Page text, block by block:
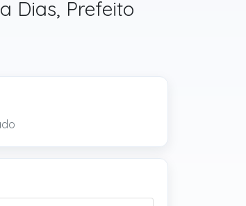
Dias, Prefeito